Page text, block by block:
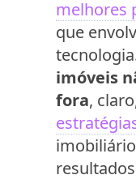
melhores
que
imóveis
fora,